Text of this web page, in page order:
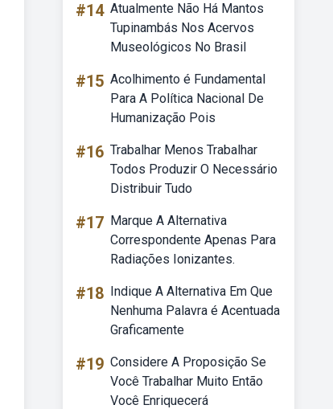
#14 Atualmente Não Há Mantos
Tupinambás Nos Acervos
Museológicos No Brasil
#15 Acolhimento é Fundamental
Para A Política Nacional De
Humanização Pois
#16 Trabalhar Menos Trabalhar
Todos Produzir O Necessário
Distribuir Tudo
#17 Marque A Alternativa
Correspondente Apenas Para
Radiações Ionizantes.
#18 Indique A Alternativa Em Que
Nenhuma Palavra é Acentuada
Graficamente
#19 Considere A Proposição Se
Você Trabalhar Muito Então
Você Enriquecerá